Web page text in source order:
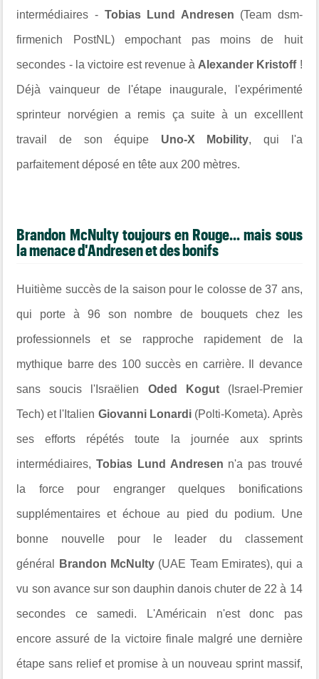
intermédiaires - Tobias Lund Andresen (Team dsm-
firmenich PostNL) empochant pas moins de huit
secondes - la victoire est revenue à Alexander Kristoff!
Déjà vainqueur de l'étape inaugurale, l'expérimenté
sprinteur norvégien a remis ça suite à un excelllent
travail de son équipe Uno-X Mobility, qui l'a
parfaitement déposé en tête aux 200 mètres.
Brandon McNulty toujours en Rouge... mais sous
la menace d'Andresen et des bonifs
Huitième succès de la saison pour le colosse de 37 ans,
qui porte à 96 son nombre de bouquets chez les
professionnels et se rapproche rapidement de la
mythique barre des 100 succès en carrière. Il devance
sans soucis l'Israëlien Oded Kogut(Israel-Premier
Tech) et l'Italien Giovanni Lonardi(Polti-Kometa). Après
ses efforts répétés toute la journée aux sprints
intermédiaires,Tobias Lund Andresen n'a pas trouvé
la force pour engranger quelques bonifications
supplémentaires et échoue au pied du podium. Une
bonne nouvelle pour le leader du classement
général Brandon McNulty (UAE Team Emirates), qui a
vu son avance sur son dauphin danois chuter de 22 à 14
secondes ce samedi. L'Américain n'est donc pas
encore assuré de la victoire finale malgré une dernière
étape sans relief et promise à un nouveau sprint massif,